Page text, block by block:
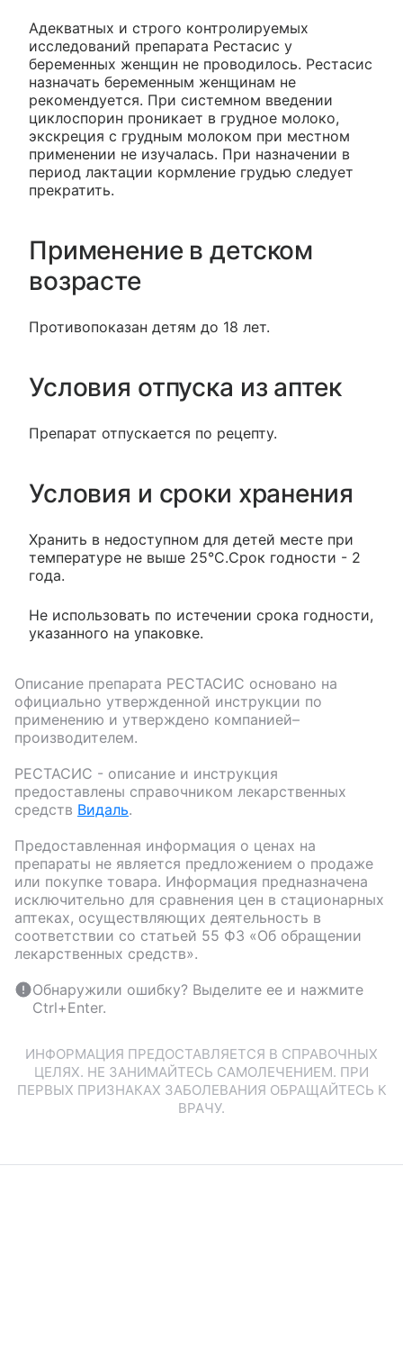
Адекватных и строго контролируемых
исследований препарата Рестасис у
беременных женщин не проводилось. Рестасис
назначать беременным женщинам не
рекомендуется. При системном введении
циклоспорин проникает в грудное молоко,
экскреция с грудным молоком при местном
применении не изучалась. При назначении в
период лактации кормление грудью следует
прекратить.
Применение в детском
возрасте
Противопоказан детям до 18 лет.
Условия отпуска из аптек
Препарат отпускается по рецепту.
Условия и сроки хранения
Хранить в недоступном для детей месте при
температуре не выше 25°С.Срок годности - 2
года.
Не использовать по истечении срока годности,
указанного на упаковке.
Описание препарата РЕСТАСИС основано на
официально утвержденной инструкции по
применению и утверждено компанией–
производителем.
РЕСТАСИС - описание и инструкция
предоставлены справочником лекарственных
средств Видаль.
Предоставленная информация о ценах на
препараты не является предложением о продаже
или покупке товара. Информация предназначена
исключительно для сравнения цен в стационарных
аптеках, осуществляющих деятельность в
соответствии со статьей 55 ФЗ «Об обращении
лекарственных средств».
Обнаружили ошибку? Выделите ее и нажмите
Ctrl+Enter.
ИНФОРМАЦИЯ ПРЕДОСТАВЛЯЕТСЯ В СПРАВОЧНЫХ
ЦЕЛЯХ. НЕ ЗАНИМАЙТЕСЬ САМОЛЕЧЕНИЕМ. ПРИ
ПЕРВЫХ ПРИЗНАКАХ ЗАБОЛЕВАНИЯ ОБРАЩАЙТЕСЬ К
ВРАЧУ.